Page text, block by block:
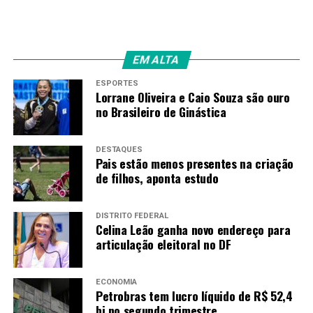
EM ALTA
ESPORTES
Lorrane Oliveira e Caio Souza são ouro
no Brasileiro de Ginástica
DESTAQUES
Pais estão menos presentes na criação
de filhos, aponta estudo
DISTRITO FEDERAL
Celina Leão ganha novo endereço para
articulação eleitoral no DF
ECONOMIA
Petrobras tem lucro líquido de R$ 52,4